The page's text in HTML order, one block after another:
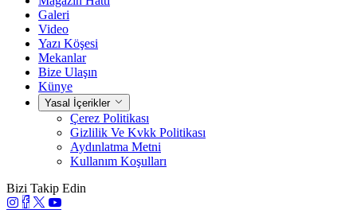
Galeri
Video
Yazı Köşesi
Mekanlar
Bize Ulaşın
Künye
Yasal İçerikler
Çerez Politikası
Gizlilik Ve Kvkk Politikası
Aydınlatma Metni
Kullanım Koşulları
Bizi Takip Edin